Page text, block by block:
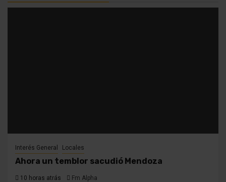
Interés General Locales
Ahora un temblor sacudió Mendoza
10 horas atrás Fm Alpha